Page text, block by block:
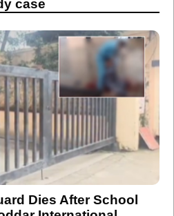
case
Dies After School